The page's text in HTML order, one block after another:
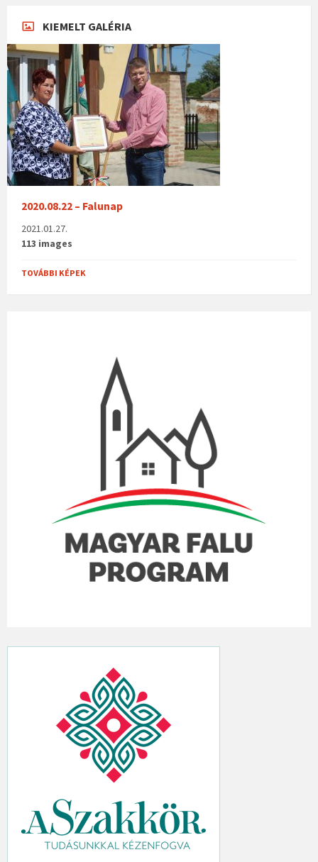
KIEMELT GALÉRIA
2020.08.22 – Falunap
2021.01.27.
113 images
TOVÁBBI KÉPEK